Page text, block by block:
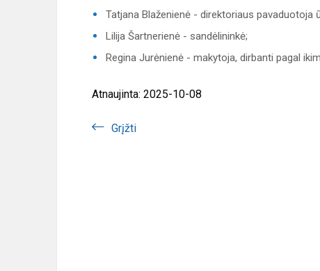
Tatjana Blaženienė - direktoriaus pavaduotoja
Lilija Šartnerienė - sandėlininkė;
Regina Jurėnienė - makytoja, dirbanti pagal
Atnaujinta: 2025-10-08
Grįžti